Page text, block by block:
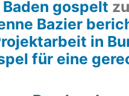
gospelt zu
Bazier
in
für eine